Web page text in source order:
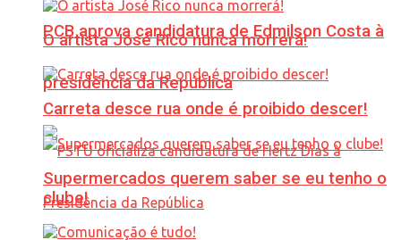
PCB aprova candidatura de Edmilson Costa à
presidência da República
O artista José Rico nunca morrerá!
Carreta desce rua onde é proibido descer!
Supermercados querem saber se eu tenho o
clube!